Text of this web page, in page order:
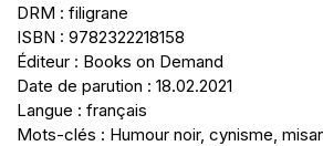
DRM : filigrane
ISBN : 9782322218158
Éditeur : Books on Demand
Date de parution : 18.02.2021
Langue : français
Mots-clés : Humour noir, cynisme,